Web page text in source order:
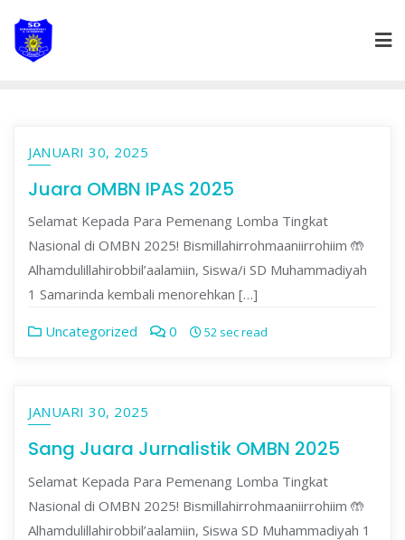
content
JANUARI 30, 2025
Juara OMBN IPAS 2025
Selamat Kepada Para Pemenang Lomba Tingkat
Nasional di OMBN 2025! Bismillahirrohmaaniirrohiim 🤲
Alhamdulillahirobbil’aalamiin, Siswa/i SD Muhammadiyah
1 Samarinda kembali menorehkan […]
Uncategorized 0 52 sec read
JANUARI 30, 2025
Sang Juara Jurnalistik OMBN 2025
Selamat Kepada Para Pemenang Lomba Tingkat
Nasional di OMBN 2025! Bismillahirrohmaaniirrohiim 🤲
Alhamdulillahirobbil’aalamiin, Siswa SD Muhammadiyah 1